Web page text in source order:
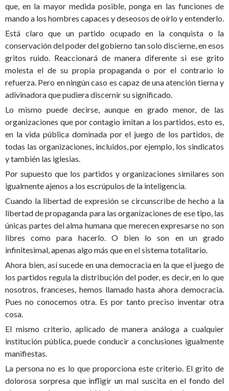
que, en la mayor medida posible, ponga en las funciones de
mando a los hombres capaces y deseosos de oírlo y entenderlo.
Está claro que un partido ocupado en la conquista o la
conservación del poder del gobierno tan solo discierne, en esos
gritos ruido. Reaccionará de manera diferente si ese grito
molesta el de su propia propaganda o por el contrario lo
refuerza. Pero en ningún caso es capaz de una atención tierna y
adivinadora que pudiera discernir su significado.
Lo mismo puede decirse, aunque en grado menor, de las
organizaciones que por contagio imitan a los partidos, esto es,
en la vida pública dominada por el juego de los partidos, de
todas las organizaciones, incluidos, por ejemplo, los sindicatos
y también las iglesias.
Por supuesto que los partidos y organizaciones similares son
igualmente ajenos a los escrúpulos de la inteligencia.
Cuando la libertad de expresión se circunscribe de hecho a la
libertad de propaganda para las organizaciones de ese tipo, las
únicas partes del alma humana que merecen expresarse no son
libres como para hacerlo. O bien lo son en un grado
infinitesimal, apenas algo más que en el sistema totalitario.
Ahora bien, así sucede en una democracia en la que el juego de
los partidos regula la distribución del poder, es decir, en lo que
nosotros, franceses, hemos llamado hasta ahora democracia.
Pues no conocemos otra. Es por tanto preciso inventar otra
cosa.
El mismo criterio, aplicado de manera análoga a cualquier
institución pública, puede conducir a conclusiones igualmente
manifiestas.
La persona no es lo que proporciona este criterio. El grito de
dolorosa sorpresa que infligir un mal suscita en el fondo del